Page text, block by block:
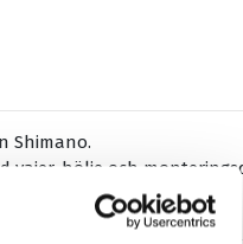
Shimano.
vajer, hölje och